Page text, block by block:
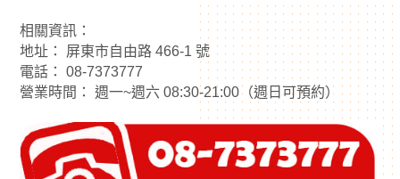
相關資訊：
地址： 屏東市自由路 466-1 號
電話： 08-7373777
營業時間： 週一~週六 08:30-21:00（週日可預約）